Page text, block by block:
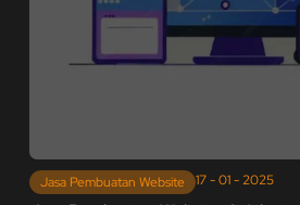
Jasa Pembuatan Website 17 - 01 - 2025